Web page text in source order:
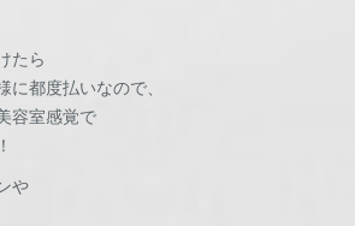
たら
に都度払いなので、
容室感覚で
や